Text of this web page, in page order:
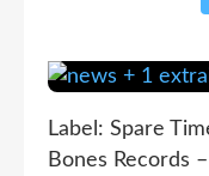
Label: Spare
Bones Records